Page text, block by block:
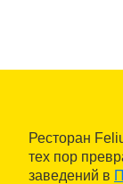
Ресторан
тех пор
заведений в